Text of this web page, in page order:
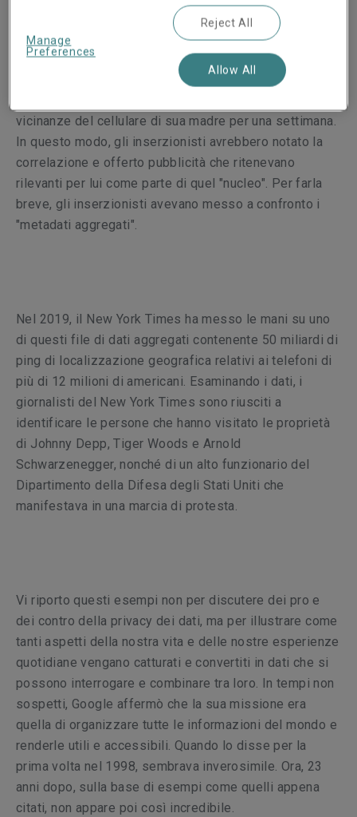
Ma allora come faceva il telefono del signor Reeve a
sapere del dentifricio di sua madre? Secondo lui, i dati
vicinanze del cellulare di sua madre per una settimana.
In questo modo, gli inserzionisti avrebbero notato la
correlazione e offerto pubblicità che ritenevano
rilevanti per lui come parte di quel "nucleo". Per farla
breve, gli inserzionisti avevano messo a confronto i
"metadati aggregati".
Nel 2019, il New York Times ha messo le mani su uno
di questi file di dati aggregati contenente 50 miliardi di
ping di localizzazione geografica relativi ai telefoni di
più di 12 milioni di americani. Esaminando i dati, i
giornalisti del New York Times sono riusciti a
identificare le persone che hanno visitato le proprietà
di Johnny Depp, Tiger Woods e Arnold
Schwarzenegger, nonché di un alto funzionario del
Dipartimento della Difesa degli Stati Uniti che
manifestava in una marcia di protesta.
Vi riporto questi esempi non per discutere dei pro e
dei contro della privacy dei dati, ma per illustrare come
tanti aspetti della nostra vita e delle nostre esperienze
quotidiane vengano catturati e convertiti in dati che si
possono interrogare e combinare tra loro. In tempi non
sospetti, Google affermò che la sua missione era
quella di organizzare tutte le informazioni del mondo e
renderle utili e accessibili. Quando lo disse per la
prima volta nel 1998, sembrava inverosimile. Ora, 23
anni dopo, sulla base di esempi come quelli appena
citati, non appare poi così incredibile.
Manage
Preferences
Reject All
Allow All